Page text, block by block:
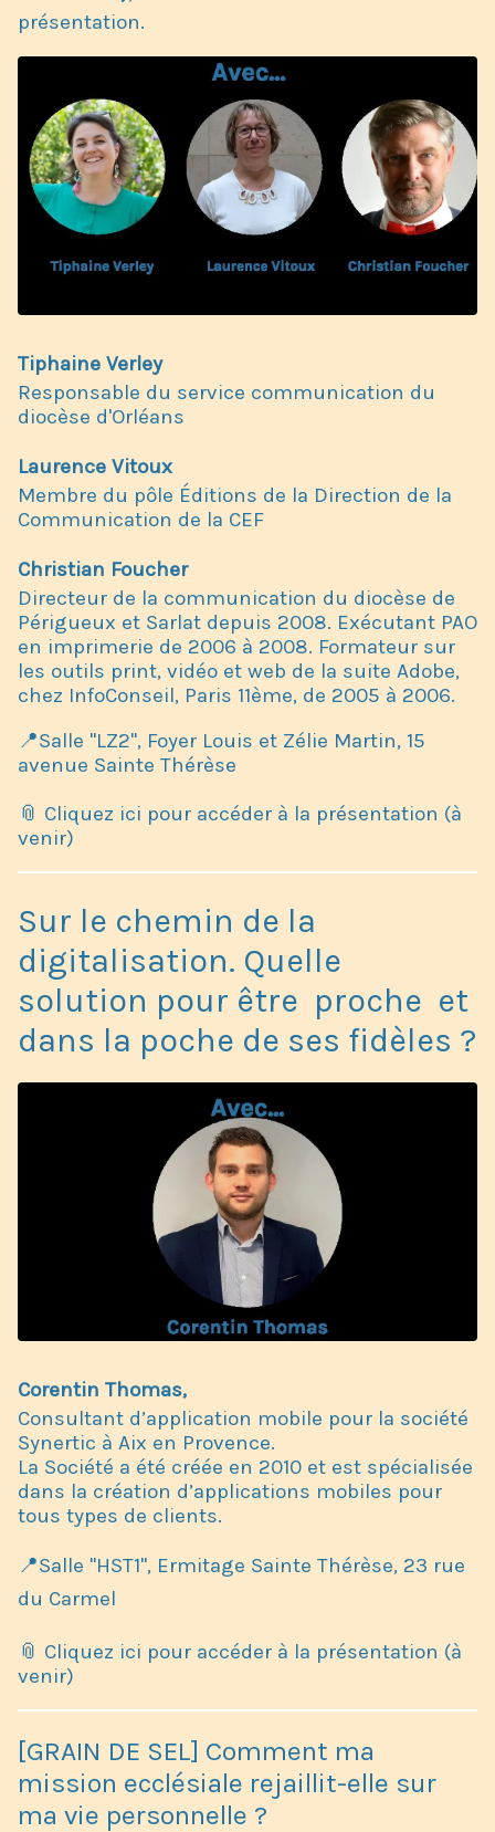
présentation.
Tiphaine Verley
Responsable du service communication du
diocèse d'Orléans
Laurence Vitoux
Membre du pôle Éditions de la Direction de la
Communication de la CEF
Christian Foucher
Directeur de la communication du diocèse de
Périgueux et Sarlat depuis 2008. Exécutant PAO
en imprimerie de 2006 à 2008. Formateur sur
les outils print, vidéo et web de la suite Adobe,
chez InfoConseil, Paris 11ème, de 2005 à 2006.
📍Salle "LZ2", Foyer Louis et Zélie Martin, 15
avenue Sainte Thérèse
📎 Cliquez ici pour accéder à la présentation (à
venir)
Sur le chemin de la
digitalisation. Quelle
solution pour être proche et
dans la poche de ses fidèles ?
Corentin Thomas,
Consultant d’application mobile pour la société
Synertic à Aix en Provence.
La Société a été créée en 2010 et est spécialisée
dans la création d’applications mobiles pour
tous types de clients.
📍Salle "HST1", Ermitage Sainte Thérèse, 23 rue
du Carmel
📎 Cliquez ici pour accéder à la présentation (à
venir)
[GRAIN DE SEL] Comment ma
mission ecclésiale rejaillit-elle sur
ma vie personnelle ?